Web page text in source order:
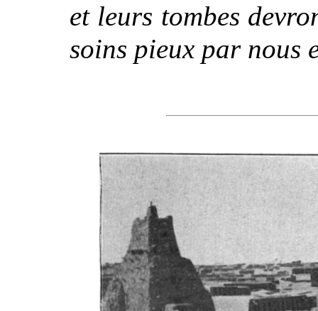
et leurs tombes
soins pieux par nous